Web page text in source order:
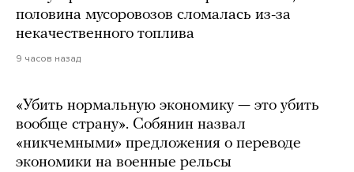
половина мусоровозов сломалась из-за
некачественного топлива
9 часов назад
«Убить нормальную экономику — это убить
вообще страну». Собянин назвал
«никчемными» предложения о переводе
экономики на военные рельсы